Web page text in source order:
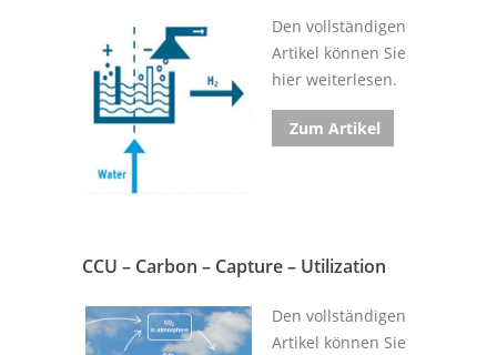
Den vollständigen
Artikel können Sie
hier weiterlesen.
Zum Artikel
CCU – Carbon – Capture – Utilization
Den vollständigen
Artikel können Sie